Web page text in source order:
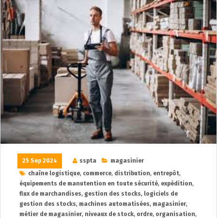
25 Sep 2024 sspta
magasinier
chaîne logistique, commerce, distribution, entrepôt,
équipements de manutention en toute sécurité, expédition,
flux de marchandises, gestion des stocks, logiciels de
gestion des stocks, machines automatisées, magasinier,
métier de magasinier, niveaux de stock, ordre, organisation,